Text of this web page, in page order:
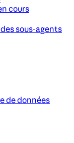
cours
sous-agents
de données